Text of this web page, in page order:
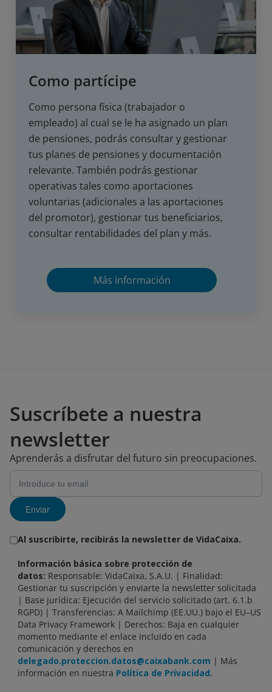
Como partícipe
Como persona física (trabajador o
empleado) al cual se le ha asignado un plan
de pensiones, podrás consultar y gestionar
tus planes de pensiones y documentación
relevante. También podrás gestionar
operativas tales como aportaciones
voluntarias (adicionales a las aportaciones
del promotor), gestionar tus beneficiarios,
consultar rentabilidades del plan y más.
Más información
Suscríbete a nuestra
newsletter
Aprenderás a disfrutar del futuro sin preocupaciones.
Enviar
Al suscribirte, recibirás la newsletter de VidaCaixa.
Información básica sobre protección de
datos: Responsable: VidaCaixa, S.A.U. | Finalidad:
Gestionar tu suscripción y enviarte la newsletter solicitada
| Base jurídica: Ejecución del servicio solicitado (art. 6.1.b
RGPD) | Transferencias: A Mailchimp (EE.UU.) bajo el EU–US
Data Privacy Framework | Derechos: Baja en cualquier
momento mediante el enlace incluido en cada
comunicación y derechos en
delegado.proteccion.datos@caixabank.com | Más
información en nuestra Política de Privacidad.